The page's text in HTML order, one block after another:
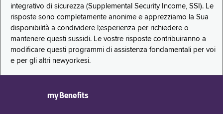
integrativo di sicurezza (Supplemental Security Income, SSI). Le
risposte sono completamente anonime e apprezziamo la Sua
disponibilità a condividere l;esperienza per richiedere o
mantenere questi sussidi. Le vostre risposte contribuiranno a
modificare questi programmi di assistenza fondamentali per voi
e per gli altri newyorkesi.
myBenefits